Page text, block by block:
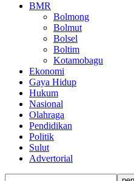
BMR
Bolmong
Bolmut
Bolsel
Boltim
Kotamobagu
Ekonomi
Gaya Hidup
Hukum
Nasional
Olahraga
Pendidikan
Politik
Sulut
Advertorial